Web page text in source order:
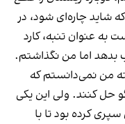
شاید چاره‌ای شود، در
عنوان تنبه، کارد
بدهد اما من نگذاشتم.
من نمی‌دانستم که
حل کنند. ولی این یکی
کرده بود تا با